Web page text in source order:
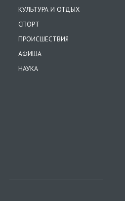
КУЛЬТУРА И ОТДЫХ
СПОРТ
ПРОИСШЕСТВИЯ
АФИША
НАУКА